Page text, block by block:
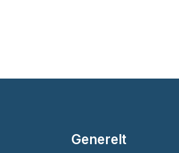
Generelt